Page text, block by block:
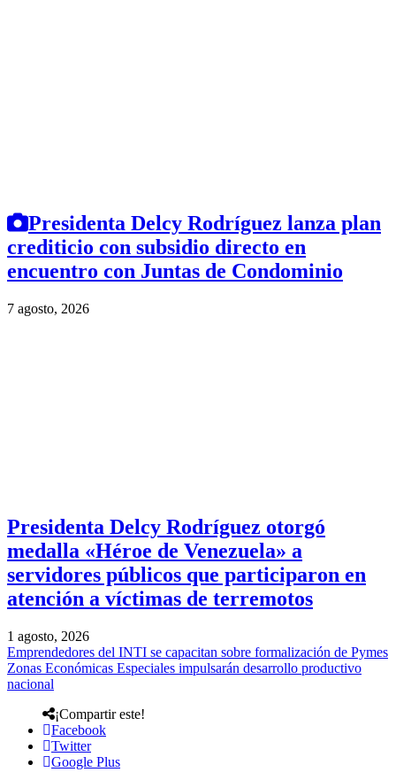
Presidenta Delcy Rodríguez lanza plan
crediticio con subsidio directo en
encuentro con Juntas de Condominio
7 agosto, 2026
Presidenta Delcy Rodríguez otorgó
medalla «Héroe de Venezuela» a
servidores públicos que participaron en
atención a víctimas de terremotos
1 agosto, 2026
Emprendedores del INTI se capacitan sobre formalización de Pymes
Zonas Económicas Especiales impulsarán desarrollo productivo
nacional
¡Compartir este!
Facebook
Twitter
Google Plus